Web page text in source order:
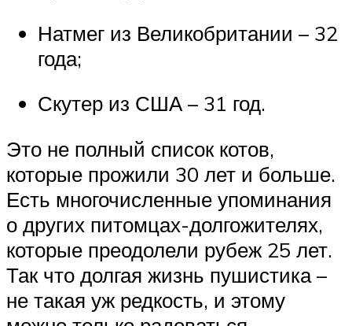
Натмег из Великобритании – 32
года;
Скутер из США – 31 год.
Это не полный список котов,
которые прожили 30 лет и больше.
Есть многочисленные упоминания
о других питомцах-долгожителях,
которые преодолели рубеж 25 лет.
Так что долгая жизнь пушистика –
не такая уж редкость, и этому